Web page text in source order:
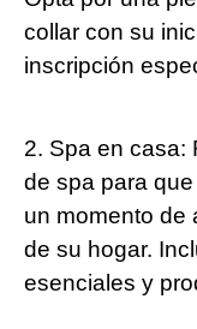
collar con su
inscripción
2. Spa en casa:
de spa para
un momento de
de su hogar.
esenciales y